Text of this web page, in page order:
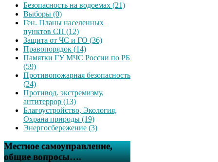
Безопасность на водоемах (21)
Выборы (0)
Ген. Планы населенных
пунктов СП (12)
Защита от ЧС и ГО (36)
Правопорядок (14)
Памятки ГУ МЧС России по РБ
(59)
Противопожарная безопасность
(24)
Противод. экстремизму,
антитеррор (13)
Благоустройство, Экология,
Охрана природы (19)
Энергосбережение (3)
Местное самоуправление,
общие вопросы….